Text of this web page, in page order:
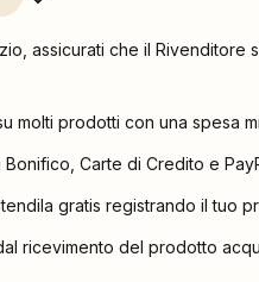
assicurati che il Rivenditore
molti prodotti con una spesa
Bonifico, Carte di Credito e
gratis registrando il tuo
ricevimento del prodotto